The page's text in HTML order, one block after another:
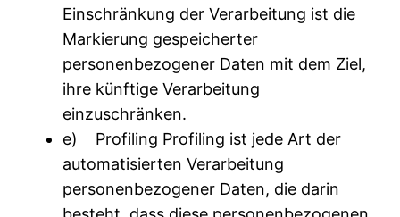
Einschränkung der Verarbeitung ist die
Markierung gespeicherter
personenbezogener Daten mit dem Ziel,
ihre künftige Verarbeitung
einzuschränken.
e) Profiling Profiling ist jede Art der
automatisierten Verarbeitung
personenbezogener Daten, die darin